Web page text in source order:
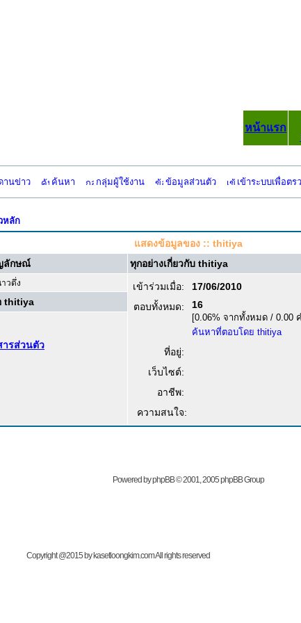
หน้าแรก
านข่าว ค้นหา กลุ่มผู้ใช้งาน ข้อมูลส่วนตัว เข้าระบบเพื่อต
หลัก
แสดงข้อมูลของ :: thitiya
ลักษณ์
ทุกอย่างเกี่ยวกับ thitiya
วดึ่ง เข้าร่วมเมื่อ:
17/06/2010
ตอบทั้งหมด:
16
[0.06% จากทั้งหมด / 0.00
ค้นหาที่ตอบโดย thitiya
ที่อยู่:
เว็บไซต์:
อาชีพ:
ความสนใจ:
thitiya
Powered byphpBB© 2001, 2005 phpBB Group
Copyright @2015 by kasetloongkim.com All rights reserved